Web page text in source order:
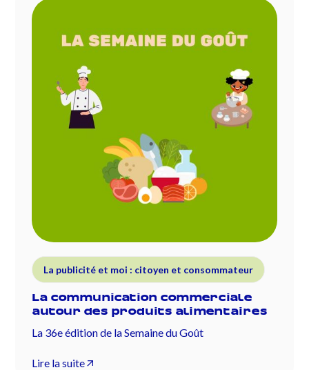
La publicité et moi : citoyen et consommateur
La communication commerciale
autour des produits alimentaires
La 36e édition de la Semaine du Goût
Lire la suite